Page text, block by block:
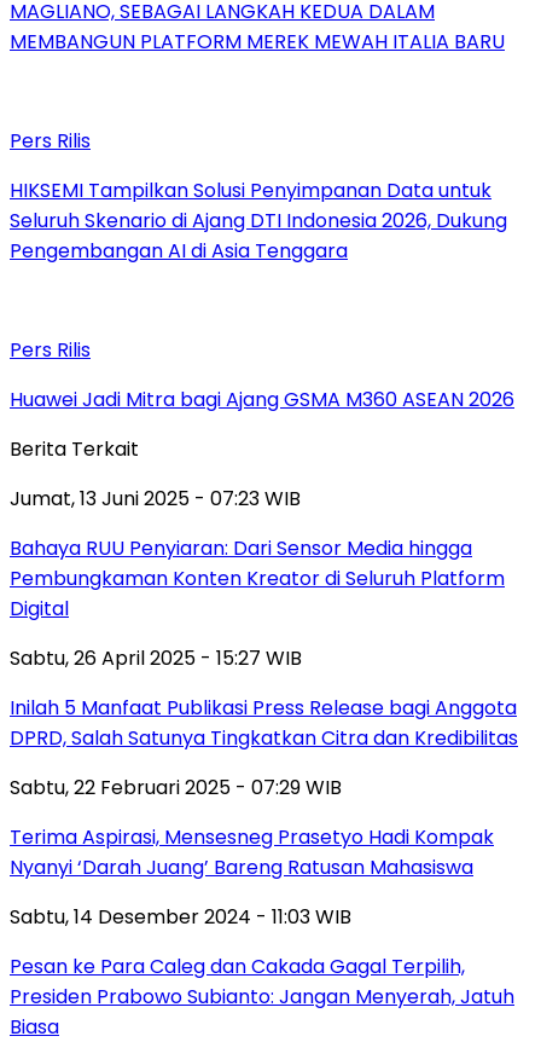
MAGLIANO, SEBAGAI LANGKAH KEDUA DALAM
MEMBANGUN PLATFORM MEREK MEWAH ITALIA BARU
Pers Rilis
HIKSEMI Tampilkan Solusi Penyimpanan Data untuk
Seluruh Skenario di Ajang DTI Indonesia 2026, Dukung
Pengembangan AI di Asia Tenggara
Pers Rilis
Huawei Jadi Mitra bagi Ajang GSMA M360 ASEAN 2026
Berita Terkait
Jumat, 13 Juni 2025 - 07:23 WIB
Bahaya RUU Penyiaran: Dari Sensor Media hingga
Pembungkaman Konten Kreator di Seluruh Platform
Digital
Sabtu, 26 April 2025 - 15:27 WIB
Inilah 5 Manfaat Publikasi Press Release bagi Anggota
DPRD, Salah Satunya Tingkatkan Citra dan Kredibilitas
Sabtu, 22 Februari 2025 - 07:29 WIB
Terima Aspirasi, Mensesneg Prasetyo Hadi Kompak
Nyanyi ‘Darah Juang’ Bareng Ratusan Mahasiswa
Sabtu, 14 Desember 2024 - 11:03 WIB
Pesan ke Para Caleg dan Cakada Gagal Terpilih,
Presiden Prabowo Subianto: Jangan Menyerah, Jatuh
Biasa